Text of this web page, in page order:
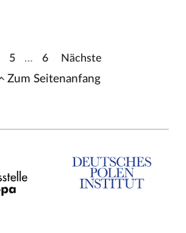
5 … 6 Nächste
Zum Seitenanfang